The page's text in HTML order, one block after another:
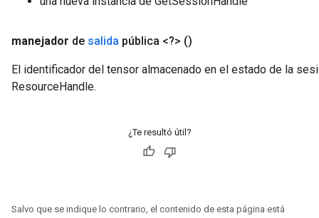
manejador de salida pública <?> ()
El identificador del tensor almacenado en el estado de la
ResourceHandle.
¿Te resultó útil?
Salvo que se indique lo contrario, el contenido de esta página está